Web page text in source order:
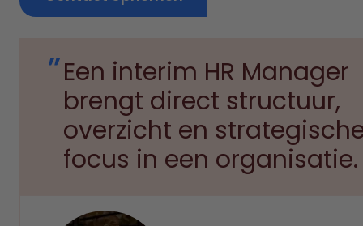
Een interim HR Manager
brengt direct structuur,
overzicht en
focus in een organisatie.